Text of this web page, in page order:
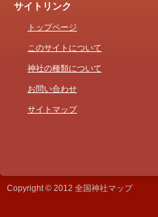
サイトリンク
トップページ
このサイトについて
神社の種類について
お問い合わせ
サイトマップ
Copyright © 2012 全国神社マップ